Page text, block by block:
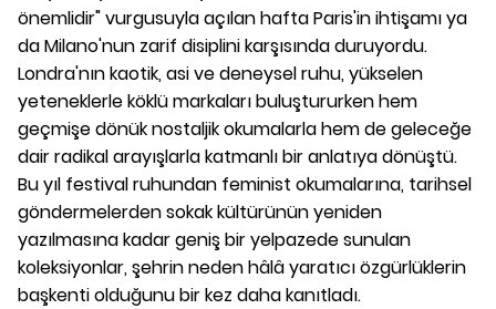
önemlidir" vurgusuyla açılan hafta Paris'in ihtişamı ya
da Milano'nun zarif disiplini karşısında duruyordu.
Londra'nın kaotik, asi ve deneysel ruhu, yükselen
yeteneklerle köklü markaları buluştururken hem
geçmişe dönük nostaljik okumalarla hem de geleceğe
dair radikal arayışlarla katmanlı bir anlatıya dönüştü.
Bu yıl festival ruhundan feminist okumalarına, tarihsel
göndermelerden sokak kültürünün yeniden
yazılmasına kadar geniş bir yelpazede sunulan
koleksiyonlar, şehrin neden hâlâ yaratıcı özgürlüklerin
başkenti olduğunu bir kez daha kanıtladı.